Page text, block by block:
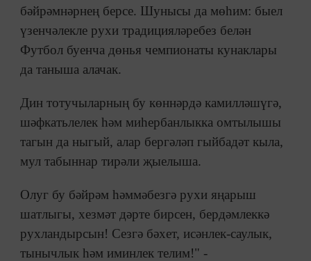
бәйрәмнәрнең берсе. Шунысы да мөһим: быел
үзенчәлекле рухи традицияләребез белән
Футбол буенча дөнья чемпионаты кунаклары
да таныша алачак.
Дин тотучыларның бу көннәрдә камилләшүгә,
шәфкатьлелек һәм миһербанлыкка омтылышы
тагын да ныгый, алар бергәләп гыйбадәт кыла,
мул табыннар тирәли җыелыша.
Олуг бу бәйрәм һәммәбезгә рухи яңарыш
шатлыгы, хезмәт дәрте бирсен, бердәмлеккә
рухландырсын! Сезгә бәхет, исәнлек-саулык,
тынычлык һәм иминлек телим!" -